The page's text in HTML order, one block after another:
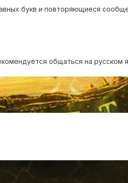
букв и повторяющиеся
общаться на русском